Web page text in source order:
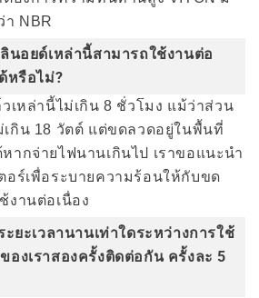
NBR
นอยด์เหล่านี้สามารถใช้งานต่อ
หรือไม่?
เหล่านี้ไม่เกิน 8 ชั่วโมง แม้ว่าส่วน
กิน 18 วัตต์ แต่ขดลวดอยู่ในพื้นที่
ากจ่ายไฟนานเกินไป เราขอแนะนำ
ร์เพื่อระบายความร้อนให้กับขด
งานต่อเนื่อง
ยะเวลานานเท่าใดระหว่างการใช้
องเราสองครั้งติดต่อกัน ครั้งละ 5